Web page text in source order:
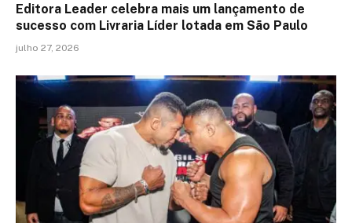
Editora Leader celebra mais um lançamento de
sucesso com Livraria Líder lotada em São Paulo
julho 27, 2026